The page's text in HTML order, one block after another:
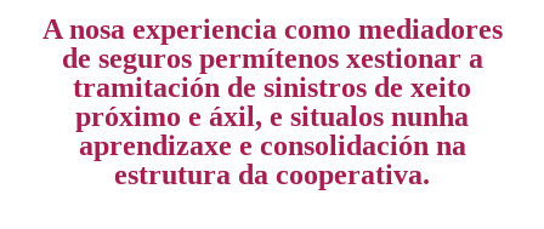
A nosa experiencia como mediadores
de seguros permítenos xestionar a
tramitación de sinistros de xeito
próximo e áxil, e situalos nunha
aprendizaxe e consolidación na
estrutura da cooperativa.